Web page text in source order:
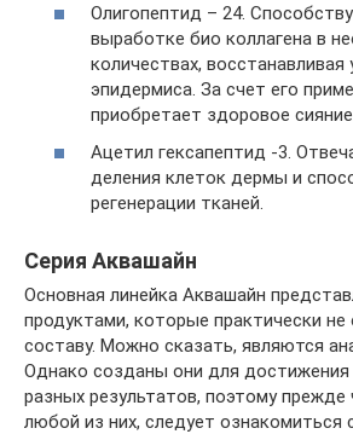
Олигопептид – 24.
выработке био коллагена в
количествах, восстанавливая
эпидермиса. За счет его
приобретает здоровое сияние.
Ацетил гексапептид -3.
деления клеток дермы и
регенерации тканей.
Серия Аквашайн
Основная линейка Аквашайн
продуктами, которые практически не
составу. Можно сказать, являются
Однако созданы они для достижения
разных результатов, поэтому прежде
любой из них, следует ознакомиться